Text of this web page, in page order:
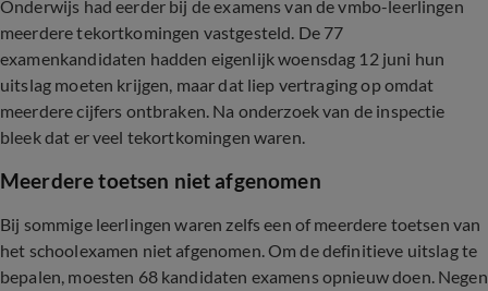
Onderwijs had eerder bij de examens van de vmbo-leerlingen
meerdere tekortkomingen vastgesteld. De 77
examenkandidaten hadden eigenlijk woensdag 12 juni hun
uitslag moeten krijgen, maar dat liep vertraging op omdat
meerdere cijfers ontbraken. Na onderzoek van de inspectie
bleek dat er veel tekortkomingen waren.
Meerdere toetsen niet afgenomen
Bij sommige leerlingen waren zelfs een of meerdere toetsen van
het schoolexamen niet afgenomen. Om de definitieve uitslag te
bepalen, moesten 68 kandidaten examens opnieuw doen. Negen